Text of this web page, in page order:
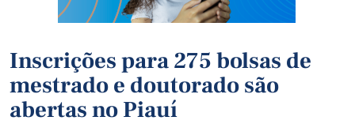
Inscrições para 275 bolsas de
mestrado e doutorado são
abertas no Piauí